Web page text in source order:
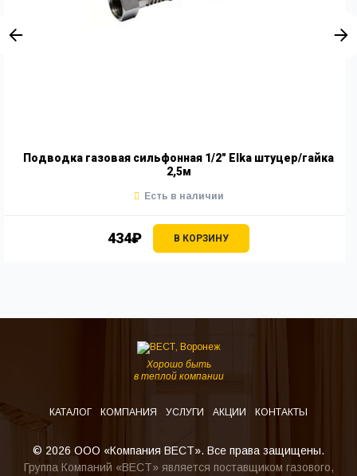
Подводка газовая сильфонная 1/2" Elka штуцер/гайка
2,5м
434₽ В КОРЗИНУ
Есть в наличии
Хорошо быть
в теплой компании
КАТАЛОГ КОМПАНИЯ УСЛУГИ АКЦИИ КОНТАКТЫ
© 2026 ООО «Компания ВЕСТ». Все права защищены.
Группа Компаний «ВЕСТ» является поставщиком газового,